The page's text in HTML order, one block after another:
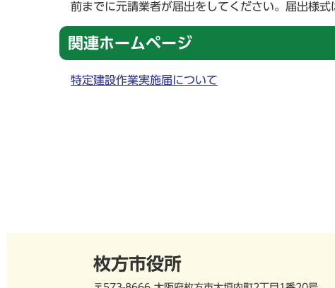
前までに元請業者が届出をしてください。届出様
関連ホームページ
特定建設作業実施届について
枚方市役所